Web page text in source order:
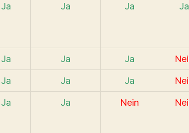
Ja Ja Ja Ja
Ja Ja Ja
Ja Ja Ja
Ja Ja Nein